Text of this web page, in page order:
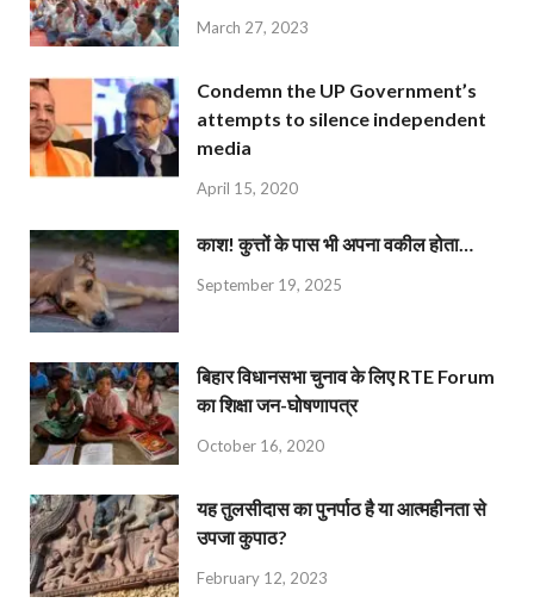
March 27, 2023
Condemn the UP Government’s
attempts to silence independent
media
April 15, 2020
काश! कुत्तों के पास भी अपना वकील होता…
September 19, 2025
बिहार विधानसभा चुनाव के लिए RTE Forum
का शिक्षा जन-घोषणापत्र
October 16, 2020
यह तुलसीदास का पुनर्पाठ है या आत्महीनता से
उपजा कुपाठ?
February 12, 2023